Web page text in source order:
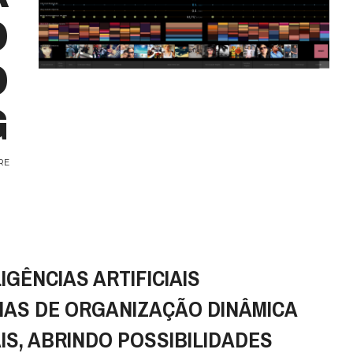
ARTIFICIAIS
DE ORGANIZAÇÃO DINÂMICA
ABRINDO POSSIBILIDADES